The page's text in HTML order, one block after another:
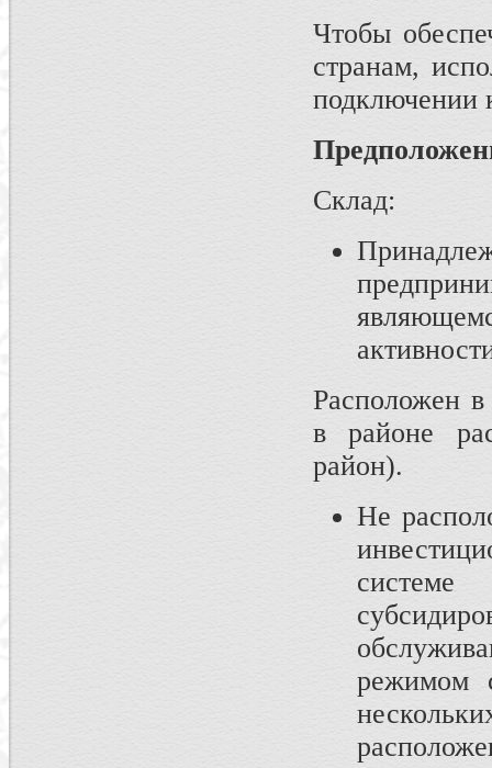
Чтобы
странам,
подключении
Склад:
Расположен
в районе
район).
Не
режимом